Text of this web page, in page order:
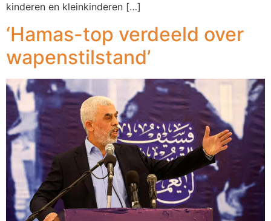
kinderen en kleinkinderen […]
‘Hamas-top verdeeld over
wapenstilstand’